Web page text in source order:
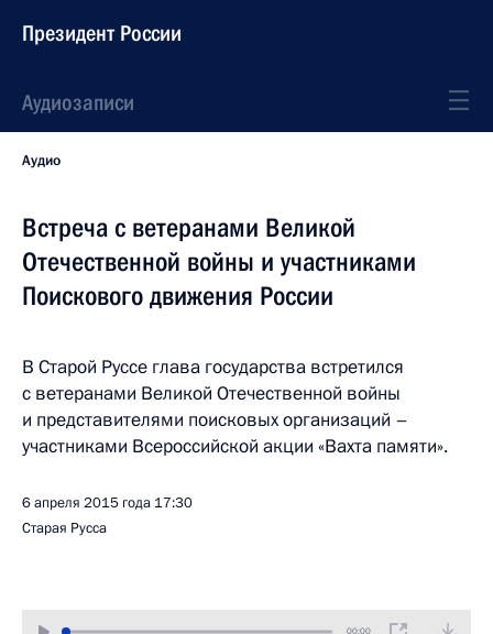
Президент России
Аудиозаписи
Аудио
Встреча с ветеранами Великой
Отечественной войны и участниками
Поискового движения России
В Старой Руссе глава государства встретился
с ветеранами Великой Отечественной войны
и представителями поисковых организаций –
участниками Всероссийской акции «Вахта памяти».
6 апреля 2015 года 17:30
Старая Русса
00:00